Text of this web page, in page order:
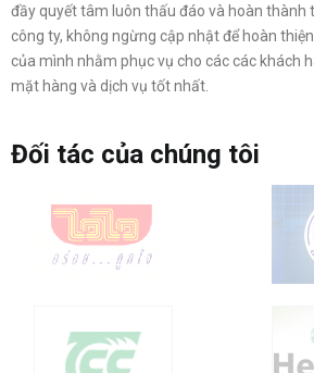
đầy quyết tâm luôn thấu đáo và hoàn thành
công ty, không ngừng cập nhật để hoàn
của mình nhằm phục vụ cho các các khách
mặt hàng và dịch vụ tốt nhất.
Đối tác của chúng tôi